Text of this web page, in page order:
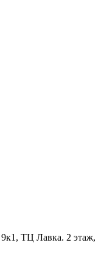
ТЦ Лавка. 2 этаж,